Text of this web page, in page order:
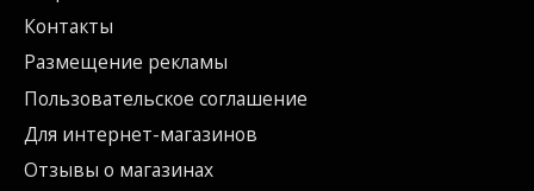
Контакты
Размещение рекламы
Пользовательское соглашение
Для интернет-магазинов
Отзывы о магазинах